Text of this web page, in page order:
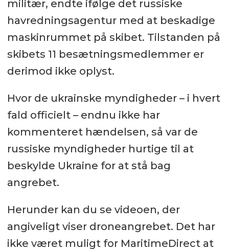
militær, endte ifølge det russiske
havredningsagentur med at beskadige
maskinrummet på skibet. Tilstanden på
skibets 11 besætningsmedlemmer er
derimod ikke oplyst.
Hvor de ukrainske myndigheder – i hvert
fald officielt – endnu ikke har
kommenteret hændelsen, så var de
russiske myndigheder hurtige til at
beskylde Ukraine for at stå bag
angrebet.
Herunder kan du se videoen, der
angiveligt viser droneangrebet. Det har
ikke været muligt for MaritimeDirect at